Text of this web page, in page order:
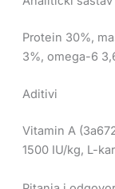
Protein 30%,
3%, omega-6
Aditivi
Vitamin A
1500 IU/kg, L-